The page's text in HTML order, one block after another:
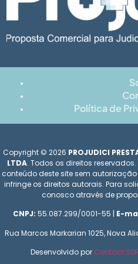
Política de
Copyright © 2026 PROJUDICI
LTDA. Todos os direitos
conteúdo deste site sem
infringe os direitos autorais. Para
conosco através de
CNPJ: 55.087.299/0001-55 | E-
Rua Marcos Markarian 1025, Nova
Desenvolvido por Contact